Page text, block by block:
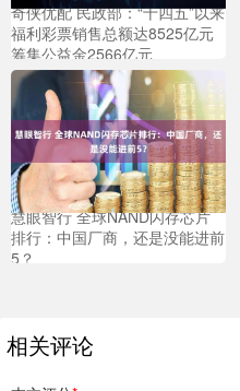
奇侠优配 民政部：“十四五”以来
福利彩票销售总额达8525亿元
筹集公益金2566亿元
慧眼智行 全球NAND闪存芯片
排行：中国厂商，还是没能进前
5？
相关评论